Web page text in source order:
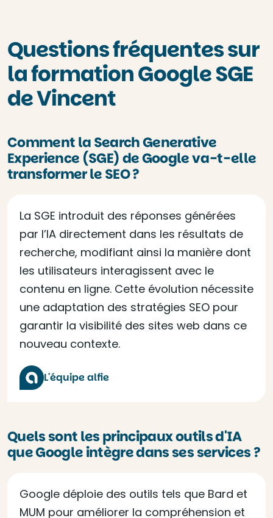
Questions fréquentes sur
la formation Google SGE
de Vincent
Comment la Search Generative
Experience (SGE) de Google va-t-elle
transformer le SEO ?
La SGE introduit des réponses générées
par l’IA directement dans les résultats de
recherche, modifiant ainsi la manière dont
les utilisateurs interagissent avec le
contenu en ligne. Cette évolution nécessite
une adaptation des stratégies SEO pour
garantir la visibilité des sites web dans ce
nouveau contexte.
L'équipe alfie
Quels sont les principaux outils d'IA
que Google intègre dans ses services ?
Google déploie des outils tels que Bard et
MUM pour améliorer la compréhension et